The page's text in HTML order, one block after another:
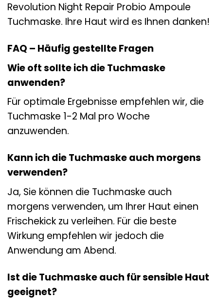
Revolution Night Repair Probio Ampoule
Tuchmaske. Ihre Haut wird es Ihnen danken!
FAQ – Häufig gestellte Fragen
Wie oft sollte ich die Tuchmaske
anwenden?
Für optimale Ergebnisse empfehlen wir, die
Tuchmaske 1-2 Mal pro Woche
anzuwenden.
Kann ich die Tuchmaske auch morgens
verwenden?
Ja, Sie können die Tuchmaske auch
morgens verwenden, um Ihrer Haut einen
Frischekick zu verleihen. Für die beste
Wirkung empfehlen wir jedoch die
Anwendung am Abend.
Ist die Tuchmaske auch für sensible Haut
geeignet?